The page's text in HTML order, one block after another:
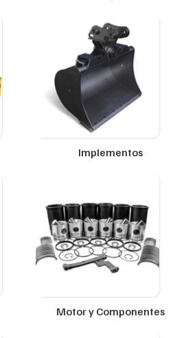
Implementos
Motor y Componentes